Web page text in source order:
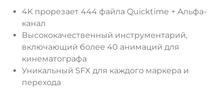
4K прорезает 444 файла Quicktime + Альфа-
канал
Высококачественный инструментарий,
включающий более 40 анимаций для
кинематографа
Уникальный SFX для каждого маркера и
перехода